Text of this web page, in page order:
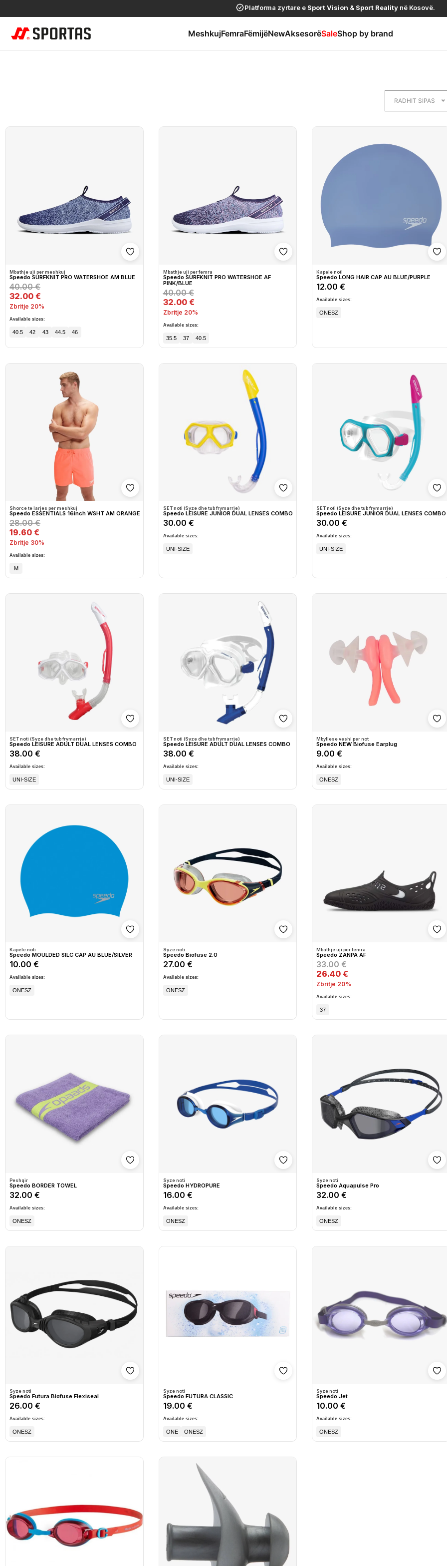
Platforma zyrtare e Sport Vision & Sport Reality në Kosovë.
MeshkujFemraFëmijëNewAksesorëSaleShop by brand
RADHIT SIPAS
Shto në wishlist
Mbathje uji per meshkuj
Speedo SURFKNIT PRO WATERSHOE AM BLUE
40.00 €
32.00 €
Zbritje 20%
Available sizes:
40.5 42 43 44.5 46
Shto në wishlist
Mbathje uji per femra
Speedo SURFKNIT PRO WATERSHOE AF
PINK/BLUE
40.00 €
32.00 €
Zbritje 20%
Available sizes:
35.5 37 40.5
Kapele noti
Speedo LONG HAIR CAP AU BLUE/PURPLE
12.00 €
Available sizes:
ONESZ
Shto në wishlist
Shorce te larjes per meshkuj
Speedo ESSENTIALS 16inch WSHT AM ORANGE
28.00 €
19.60 €
Zbritje 30%
Available sizes:
M
Shto në wishlist
SET noti (Syze dhe tub frymarrje)
Speedo LEISURE JUNIOR DUAL LENSES COMBO
30.00 €
Available sizes:
UNI-SIZE
SET noti (Syze dhe tub frymarrje)
Speedo LEISURE JUNIOR DUAL LENSES COMBO
30.00 €
Available sizes:
UNI-SIZE
Shto në wishlist
SET noti (Syze dhe tub frymarrje)
Speedo LEISURE ADULT DUAL LENSES COMBO
38.00 €
Available sizes:
UNI-SIZE
Shto në wishlist
SET noti (Syze dhe tub frymarrje)
Speedo LEISURE ADULT DUAL LENSES COMBO
38.00 €
Available sizes:
UNI-SIZE
Mbyllese veshi per not
Speedo NEW Biofuse Earplug
9.00 €
Available sizes:
ONESZ
Shto në wishlist
Kapele noti
Speedo MOULDED SILC CAP AU BLUE/SILVER
10.00 €
Available sizes:
ONESZ
Shto në wishlist
Syze noti
Speedo Biofuse 2.0
27.00 €
Available sizes:
ONESZ
Mbathje uji per femra
Speedo ZANPA AF
33.00 €
26.40 €
Zbritje 20%
Available sizes:
37
Shto në wishlist
Peshqir
Speedo BORDER TOWEL
32.00 €
Available sizes:
ONESZ
Shto në wishlist
Syze noti
Speedo HYDROPURE
16.00 €
Available sizes:
ONESZ
Syze noti
Speedo Aquapulse Pro
32.00 €
Available sizes:
ONESZ
Shto në wishlist
Syze noti
Speedo Futura Biofuse Flexiseal
26.00 €
Available sizes:
ONESZ
Shto në wishlist
Syze noti
Speedo FUTURA CLASSIC
19.00 €
Available sizes:
ONE ONESZ
Syze noti
Speedo Jet
10.00 €
Available sizes:
ONESZ